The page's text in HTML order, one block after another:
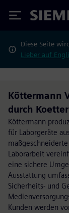
Siemens
Diese Seite
Lieber auf
Köttermann
durch
Köttermann
für Laborgeräte
Laborarbeit
eine sichere
Ausstattung
Sicherheits- und
Kunden werden